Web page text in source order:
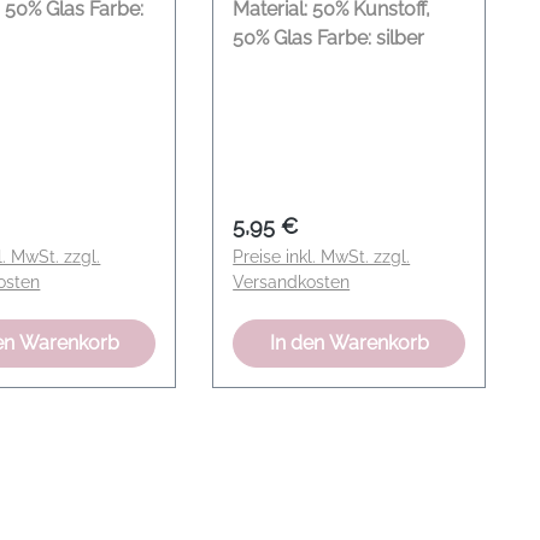
Glas Farbe:
Preis:
MwSt. zzgl.
Warenkorb
Material: 50% Kunstoff,
50% Glas Farbe: silber
Regulärer Preis:
5,95 €
Preise inkl. MwSt. zzgl.
Versandkosten
In den Warenkorb